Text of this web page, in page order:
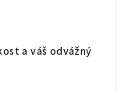
a váš odvážný